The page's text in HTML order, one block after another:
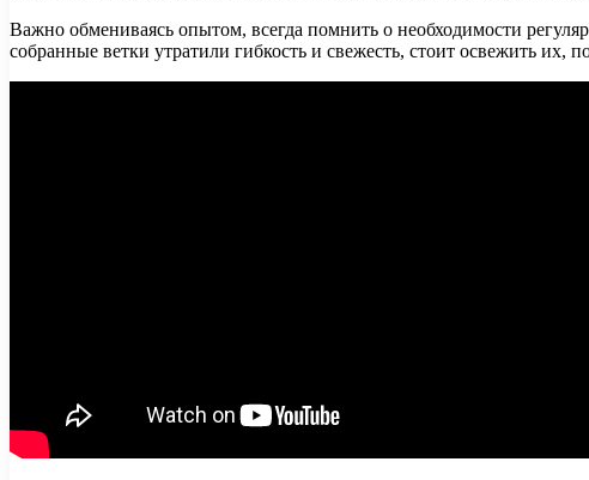
Важно обмениваясь опытом, всегда помнить о необходимости
собранные ветки утратили гибкость и свежесть, стоит освежить